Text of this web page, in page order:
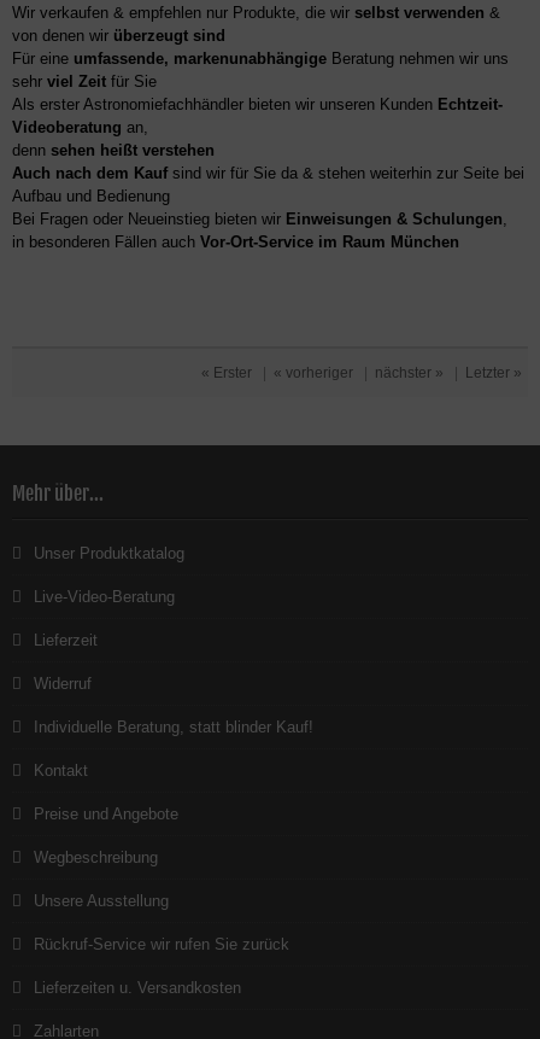
Wir verkaufen & empfehlen nur Produkte, die wir selbst verwenden &
von denen wir überzeugt sind
Für eine umfassende, markenunabhängige Beratung nehmen wir uns
sehr viel Zeit für Sie
Als erster Astronomiefachhändler bieten wir unseren Kunden Echtzeit-
Videoberatung an,
denn sehen heißt verstehen
Auch nach dem Kaufsind wir für Sie da & stehen weiterhin zur Seite bei
Aufbau und Bedienung
Bei Fragen oder Neueinstieg bieten wir Einweisungen & Schulungen,
in besonderen Fällen auch Vor-Ort-Service im Raum München
« Erster « vorheriger nächster » Letzter »
Mehr über...
Unser Produktkatalog
Live-Video-Beratung
Lieferzeit
Widerruf
Individuelle Beratung, statt blinder Kauf!
Kontakt
Preise und Angebote
Wegbeschreibung
Unsere Ausstellung
Rückruf-Service wir rufen Sie zurück
Lieferzeiten u. Versandkosten
Zahlarten